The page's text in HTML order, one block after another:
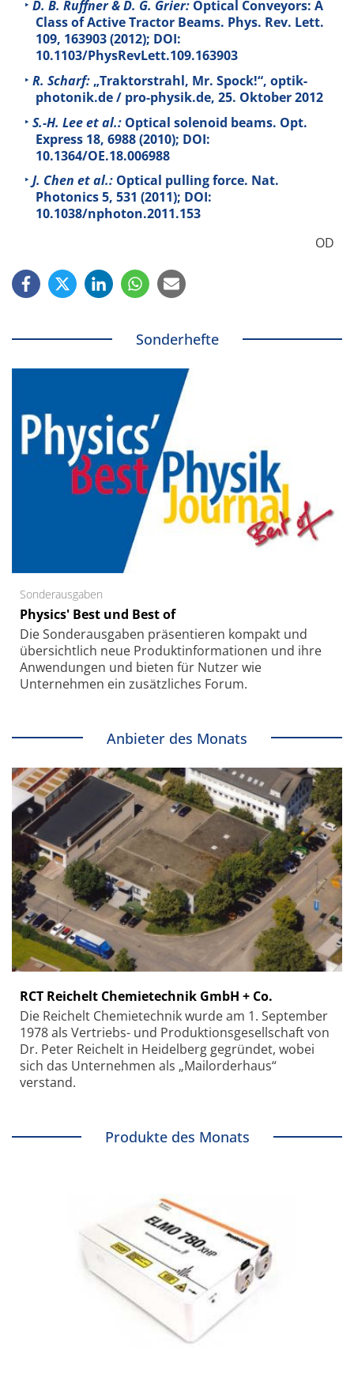
D. B. Ruffner & D. G. Grier: Optical Conveyors: A
Class of Active Tractor Beams. Phys. Rev. Lett.
109, 163903 (2012); DOI:
10.1103/PhysRevLett.109.163903
R. Scharf: „Traktorstrahl, Mr. Spock!“, optik-
photonik.de / pro-physik.de, 25. Oktober 2012
S.-H. Lee et al.: Optical solenoid beams. Opt.
Express 18, 6988 (2010); DOI:
10.1364/OE.18.006988
J. Chen et al.: Optical pulling force. Nat.
Photonics5, 531 (2011); DOI:
10.1038/nphoton.2011.153
OD
Sonderhefte
Sonderausgaben
Physics' Best und Best of
Die Sonder­ausgaben präsentieren kompakt und
übersichtlich neue Produkt­informationen und ihre
Anwendungen und bieten für Nutzer wie
Unternehmen ein zusätzliches Forum.
Anbieter des Monats
RCT Reichelt Chemietechnik GmbH + Co.
Die Reichelt Chemietechnik wurde am 1. September
1978 als Vertriebs- und Produktionsgesellschaft von
Dr. Peter Reichelt in Heidelberg gegründet, wobei
sich das Unternehmen als „Mailorderhaus“
verstand.
Produkte des Monats